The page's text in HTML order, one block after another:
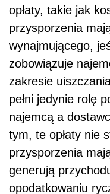
opłaty, takie jak
przysporzenia
wynajmującego,
zobowiązuje
zakresie
pełni jedynie rolę
najemcą a
tym, te opłaty nie
przysporzenia
generują
opodatkowaniu